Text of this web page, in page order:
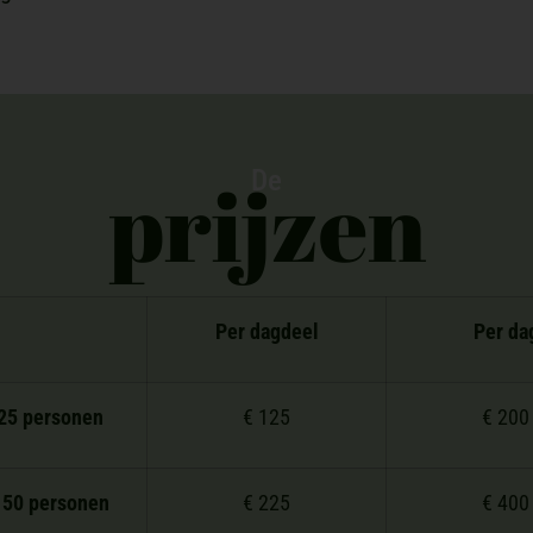
prijzen
Per dagdeel Per
personen € 125 € 200
personen € 225 € 400